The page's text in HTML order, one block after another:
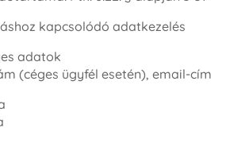
kapcsolódó adatkezelés
adatok
(céges ügyfél esetén), email-cím